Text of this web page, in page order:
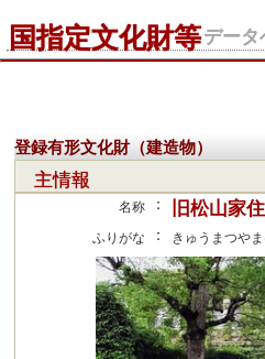
国指定文化財等データ
登録有形文化財（建造物）
主情報
名称 ： 旧松山家
ふりがな ： きゅうまつや